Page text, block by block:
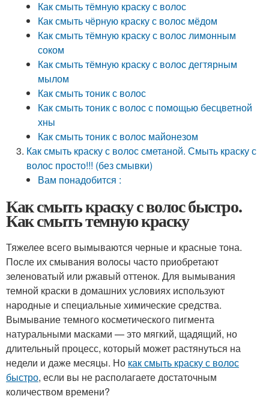
Как смыть тёмную краску с волос
Как смыть чёрную краску с волос мёдом
Как смыть тёмную краску с волос лимонным
соком
Как смыть тёмную краску с волос дегтярным
мылом
Как смыть тоник с волос
Как смыть тоник с волос с помощью бесцветной
хны
Как смыть тоник с волос майонезом
Как смыть краску с волос сметаной. Смыть краску с
волос просто!!! (без смывки)
Вам понадобится :
Как смыть краску с волос быстро.
Как смыть темную краску
Тяжелее всего вымываются черные и красные тона.
После их смывания волосы часто приобретают
зеленоватый или ржавый оттенок. Для вымывания
темной краски в домашних условиях используют
народные и специальные химические средства.
Вымывание темного косметического пигмента
натуральными масками — это мягкий, щадящий, но
длительный процесс, который может растянуться на
недели и даже месяцы. Но как смыть краску с волос
быстро, если вы не располагаете достаточным
количеством времени?